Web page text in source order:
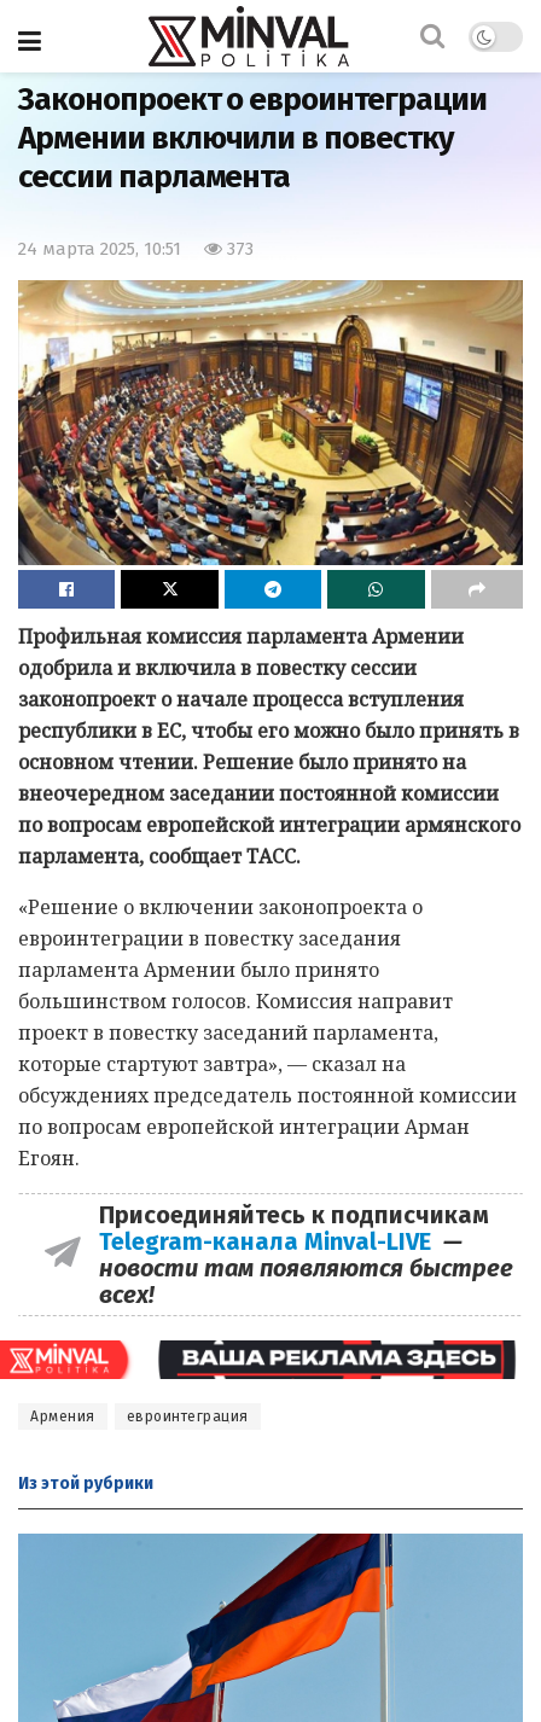
Главная
Законопроект о евроинтеграции
Армении включили в повестку
сессии парламента
24 марта 2025, 10:51 373
Профильная комиссия парламента Армении
одобрила и включила в повестку сессии
законопроект о начале процесса вступления
республики в ЕС, чтобы его можно было принять в
основном чтении. Решение было принято на
внеочередном заседании постоянной комиссии
по вопросам европейской интеграции армянского
парламента, сообщает ТАСС.
«Решение о включении законопроекта о
евроинтеграции в повестку заседания
парламента Армении было принято
большинством голосов. Комиссия направит
проект в повестку заседаний парламента,
которые стартуют завтра», — сказал на
обсуждениях председатель постоянной комиссии
по вопросам европейской интеграции Арман
Егоян.
Присоединяйтесь к подписчикам
Telegram-канала Minval-LIVE —
новости там появляются быстрее
всех!
Армения евроинтеграция
Из этой рубрики